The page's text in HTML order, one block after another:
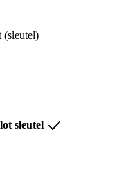
(sleutel)
sleutel